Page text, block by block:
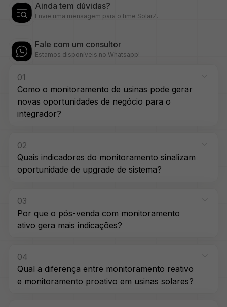
Ainda tem dúvidas?
Envie uma mensagem para o time SolarZ.
Fale com um consultor
Estamos disponíveis no Whatsapp!
01
Como o monitoramento de usinas pode gerar
novas oportunidades de negócio para o
integrador?
02
Quais indicadores do monitoramento sinalizam
oportunidade de upgrade de sistema?
03
Por que o pós-venda com monitoramento
ativo gera mais indicações?
04
Qual a diferença entre monitoramento reativo
e monitoramento proativo em usinas solares?